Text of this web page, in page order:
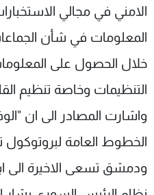
الامني في مجالي
المعلومات في شأن
خلال الحصول على
التنظيمات وخاصة تنظيم
واشارت المصادر الى ان
الخطوط العامة لبروتوكول
ودمشق تسعى الاخيرة الى